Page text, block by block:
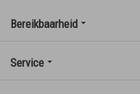
Bereikbaarheid
Service